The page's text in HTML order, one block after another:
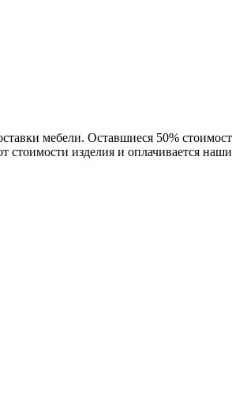
мебели. Оставшиеся 50%
стоимости изделия и оплачивается